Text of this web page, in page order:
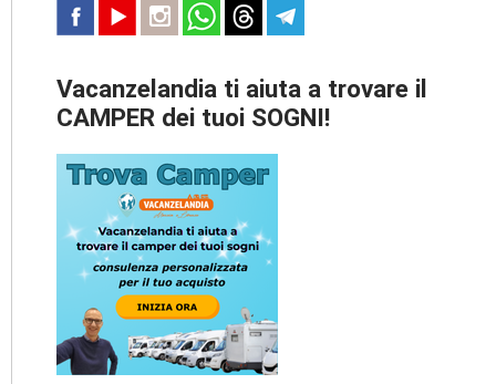
Vacanzelandia ti aiuta a trovare il
CAMPER dei tuoi SOGNI!